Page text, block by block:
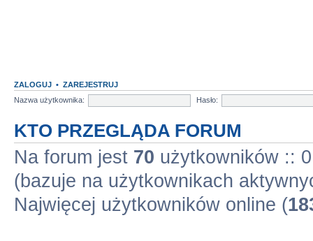
ZALOGUJ • ZAREJESTRUJ
Nazwa użytkownika:
Hasło:
KTO PRZEGLĄDA FORUM
Na forum jest 70 użytkowników ::
(bazuje na użytkownikach
Najwięcej użytkowników online (